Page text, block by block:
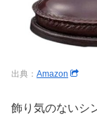
出典： Amazon
飾り気のないシ